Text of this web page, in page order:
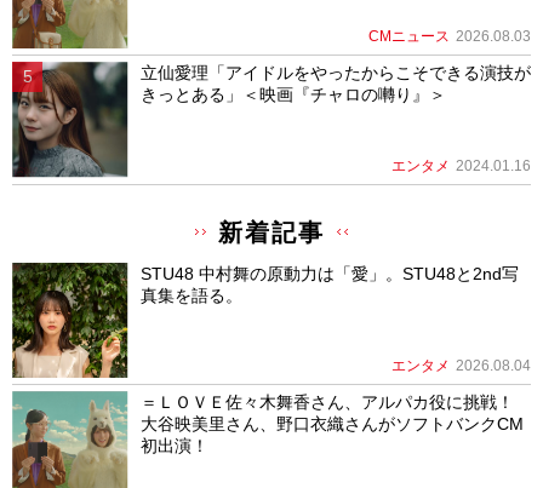
CMニュース 2026.08.03
立仙愛理「アイドルをやったからこそできる演技が
きっとある」＜映画『チャロの囀り』＞
エンタメ 2024.01.16
新着記事
STU48 中村舞の原動力は「愛」。STU48と2nd写
真集を語る。
エンタメ 2026.08.04
＝ＬＯＶＥ佐々木舞香さん、アルパカ役に挑戦！
大谷映美里さん、野口衣織さんがソフトバンクCM
初出演！